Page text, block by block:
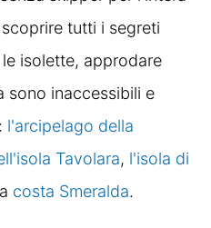
tutti i segreti
isolette, approdare
sono inaccessibili e
l'arcipelago della
Tavolara, l'isola di
costa Smeralda.